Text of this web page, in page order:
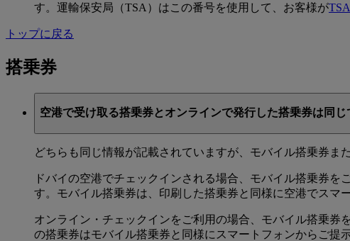
す。運輸保安局（TSA）はこの番号を使用して、お客様が
トップに戻る
搭乗券
空港で受け取る搭乗券とオンラインで発行した搭乗券は同じ
どちらも同じ情報が記載されていますが、モバイル搭乗券ま
ドバイの空港でチェックインされる場合、モバイル搭乗券
す。モバイル搭乗券は、印刷した搭乗券と同様に空港でスマ
オンライン・チェックインをご利用の場合、モバイル搭乗券
の搭乗券はモバイル搭乗券と同様にスマートフォンからご提